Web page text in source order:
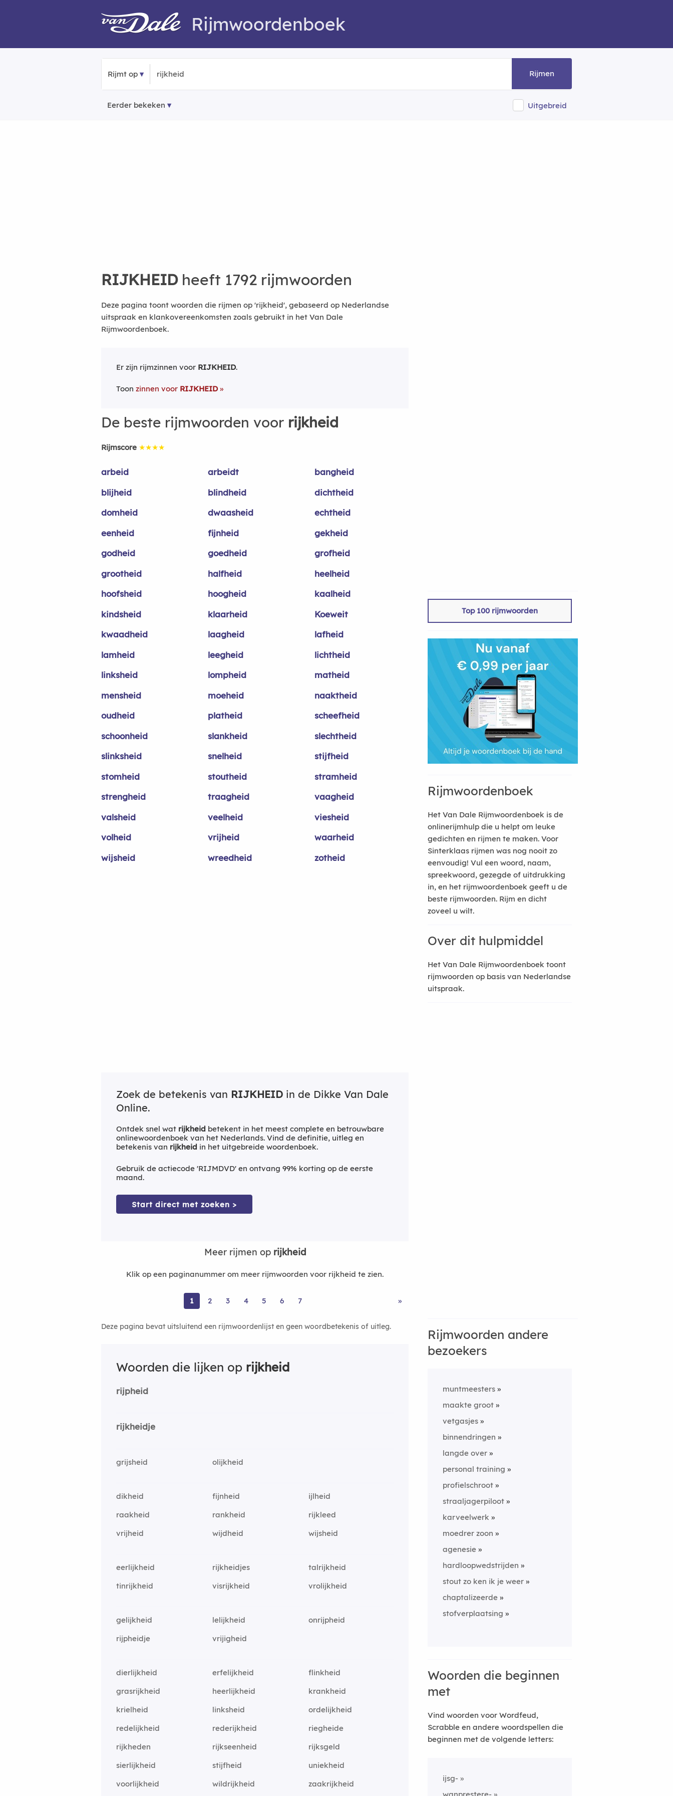
Rijmwoordenboek
Rijmt op Rijmen
Eerder bekeken Uitgebreid
RIJKHEIDheeft 1792 rijmwoorden
Deze pagina toont woorden die rijmen op 'rijkheid', gebaseerd op Nederlandse
uitspraak en klankovereenkomsten zoals gebruikt in het Van Dale
Rijmwoordenboek.
Er zijn rijmzinnen voor RIJKHEID.
Toon zinnen voor RIJKHEID
De beste rijmwoorden voor rijkheid
Rijmscore ★★★★
arbeid arbeidt
bangheid
blijheid
blindheid
dichtheid
domheid
dwaasheid
echtheid
eenheid
fijnheid
gekheid
godheid
goedheid
grofheid
grootheid
halfheid
heelheid
hoofsheid
hoogheid
kaalheid
kindsheid
klaarheid
Koeweit
kwaadheid
laagheid
lafheid
lamheid
leegheid
lichtheid
linksheid
lompheid
matheid
mensheid
moeheid
naaktheid
oudheid
platheid
scheefheid
schoonheid
slankheid
slechtheid
slinksheid
snelheid
stijfheid
stomheid
stoutheid
stramheid
strengheid
traagheid
vaagheid
valsheid
veelheid
viesheid
volheid
vrijheid
waarheid
wijsheid
wreedheid zotheid
Zoek de betekenis van RIJKHEID in de Dikke Van Dale
Online.
Ontdek snel wat rijkheid betekent in het meest complete en betrouwbare
onlinewoordenboek van het Nederlands. Vind de definitie, uitleg en
betekenis van rijkheid in het uitgebreide woordenboek.
Gebruik de actiecode 'RIJMDVD' en ontvang 99% korting op de eerste
maand.
Start direct met zoeken >
Meer rijmen op rijkheid
Klik op een paginanummer om meer rijmwoorden voor rijkheid te zien.
1 2 3 4 5 6 7 »
Deze pagina bevat uitsluitend een rijmwoordenlijst en geen woordbetekenis of uitleg.
Woorden die lijken op rijkheid
rijpheid
rijkheidje
grijsheid olijkheid
dikheid fijnheid
ijlheid
raakheid
rankheid
rijkleed
vrijheid
wijdheid wijsheid
eerlijkheid rijkheidjes
talrijkheid
tinrijkheid
visrijkheid vrolijkheid
gelijkheid lelijkheid
onrijpheid
rijpheidje
vrijigheid
dierlijkheid erfelijkheid
flinkheid
grasrijkheid
heerlijkheid
krankheid
krielheid
linksheid
ordelijkheid
redelijkheid
rederijkheid
riegheide
rijkheden
rijkseenheid
rijksgeld
sierlijkheid
stijfheid
uniekheid
voorlijkheid
wildrijkheid zaakrijkheid
Top 100 rijmwoorden
Rijmwoordenboek
Het Van Dale Rijmwoordenboek is de
onlinerijmhulp die u helpt om leuke
gedichten en rijmen te maken. Voor
Sinterklaas rijmen was nog nooit zo
eenvoudig! Vul een woord, naam,
spreekwoord, gezegde of uitdrukking
in, en het rijmwoordenboek geeft u de
beste rijmwoorden. Rijm en dicht
zoveel u wilt.
Over dit hulpmiddel
Het Van Dale Rijmwoordenboek toont
rijmwoorden op basis van Nederlandse
uitspraak.
Rijmwoorden andere
bezoekers
muntmeesters
maakte groot
vetgasjes
binnendringen
langde over
personal training
profielschroot
straaljagerpiloot
karveelwerk
moedrer zoon
agenesie
hardloopwedstrijden
stout zo ken ik je weer
chaptalizeerde
stofverplaatsing
Woorden die beginnen
met
Vind woorden voor Wordfeud,
Scrabble en andere woordspellen die
beginnen met de volgende letters:
ijsg-